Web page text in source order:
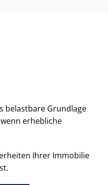
belastbare Grundlage
erhebliche
Ihrer Immobilie